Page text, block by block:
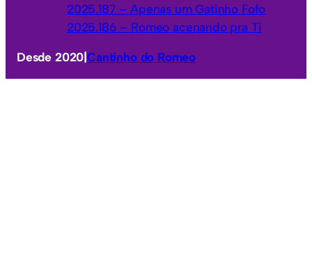
2025.187 – Apenas um Gatinho Fofo
2025.186 – Romeo acenando pra Ti
Desde 2020 |Cantinho do Romeo